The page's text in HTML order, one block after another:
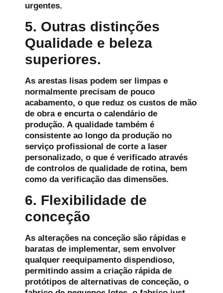
urgentes.
5. Outras distinções
Qualidade e beleza
superiores.
As arestas lisas podem ser limpas e
normalmente precisam de pouco
acabamento, o que reduz os custos de mão
de obra e encurta o calendário de
produção. A qualidade também é
consistente ao longo da produção no
serviço profissional de corte a laser
personalizado, o que é verificado através
de controlos de qualidade de rotina, bem
como da verificação das dimensões.
6. Flexibilidade de
conceção
As alterações na conceção são rápidas e
baratas de implementar, sem envolver
qualquer reequipamento dispendioso,
permitindo assim a criação rápida de
protótipos de alternativas de conceção, o